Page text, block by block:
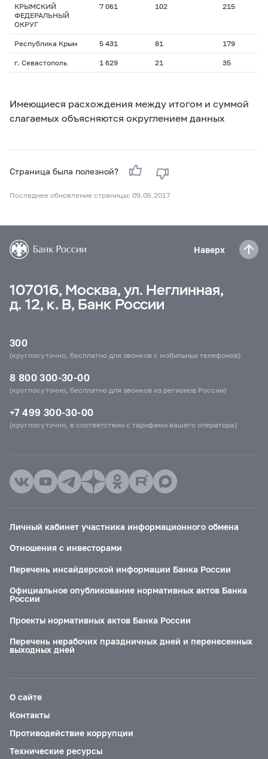
КРЫМСКИЙ
ФЕДЕРАЛЬНЫЙ
ОКРУГ
7 061 102 215
Республика Крым 5 431 81 179
г. Севастополь 1 629 21 35
Имеющиеся расхождения между итогом и суммой
слагаемых объясняются округлением данных
Страница была полезной?
Последнее обновление страницы: 09.06.2017
Наверх
107016, Москва, ул. Неглинная,
д. 12, к. В, Банк России
300
(круглосуточно, бесплатно для звонков с мобильных телефонов)
8 800 300-30-00
(круглосуточно, бесплатно для звонков из регионов России)
+7 499 300-30-00
(круглосуточно, в соответствии с тарифами вашего оператора)
Личный кабинет участника информационного обмена
Отношения с инвесторами
Перечень инсайдерской информации Банка России
Официальное опубликование нормативных актов Банка
России
Проекты нормативных актов Банка России
Перечень нерабочих праздничных дней и перенесенных
выходных дней
О сайте
Контакты
Противодействие коррупции
Технические ресурсы